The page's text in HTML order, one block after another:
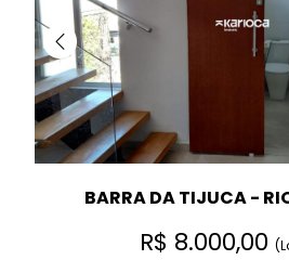
BARRA DA TIJUCA -
R$ 8.000,00